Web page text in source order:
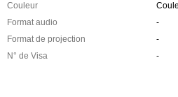
Couleur
Format audio
-
Format de projection
-
N° de Visa
-